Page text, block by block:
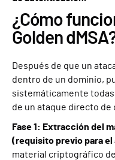
¿Cómo
Golden
Después de que un
dentro de un dominio,
sistemáticamente todas
de un ataque directo de
Fase 1: Extracción del
(requisito previo para el
material criptográfico